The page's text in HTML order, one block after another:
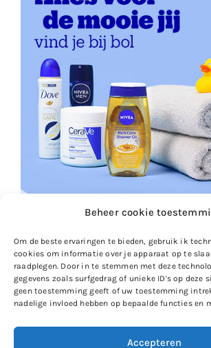
Beheer cookie
Om de beste ervaringen te bieden, gebruik ik
cookies om informatie over je apparaat op te
raadplegen. Door in te stemmen met deze
gegevens zoals surfgedrag of unieke ID's op deze
geen toestemming geeft of uw toestemming
nadelige invloed hebben op bepaalde functies en
Accepteren